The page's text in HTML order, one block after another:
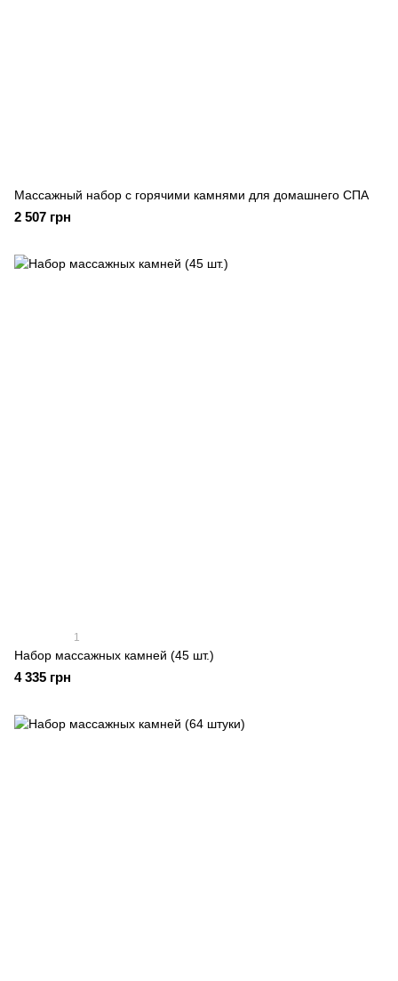
Массажный набор с горячими камнями для домашнего СПА
2 507 грн
1
Набор массажных камней (45 шт.)
4 335 грн